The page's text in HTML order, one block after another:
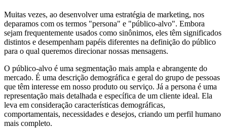
Muitas vezes, ao desenvolver uma estratégia de marketing, nos
deparamos com os termos "persona" e "público-alvo". Embora
sejam frequentemente usados como sinônimos, eles têm significados
distintos e desempenham papéis diferentes na definição do público
para o qual queremos direcionar nossas mensagens.
O público-alvo é uma segmentação mais ampla e abrangente do
mercado. É uma descrição demográfica e geral do grupo de pessoas
que têm interesse em nosso produto ou serviço. Já a persona é uma
representação mais detalhada e específica de um cliente ideal. Ela
leva em consideração características demográficas,
comportamentais, necessidades e desejos, criando um perfil humano
mais completo.